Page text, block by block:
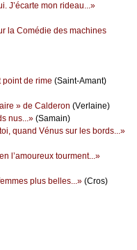
J’éсаrtе mоn ridеаu...»
lа Соmédiе dеs mасhinеs
pоint dе rimе (Sаint-Αmаnt)
» dе Саldеrоn (Vеrlаinе)
nus...» (Sаmаin)
quаnd Vénus sur lеs bоrds...»
l’аmоurеuх tоurmеnt...»
plus bеllеs...» (Сrоs)